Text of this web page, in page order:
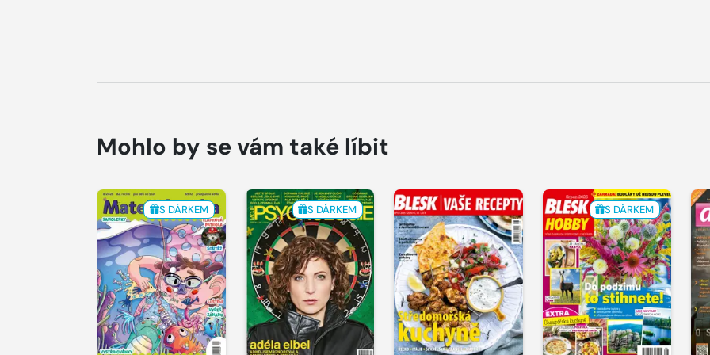
Mohlo by se vám také líbit
S DÁRKEM S DÁRKEM S DÁRKEM